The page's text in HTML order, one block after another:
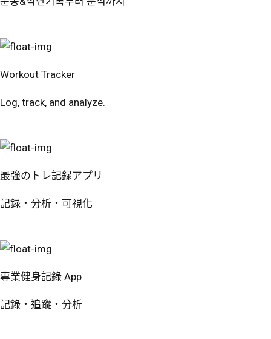
Workout Tracker
Log, track, and analyze.
最強のトレ記録アプリ
記録・分析・可視化
專業健身記錄 App
記錄・追蹤・分析